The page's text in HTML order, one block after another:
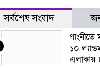
সর্বশেষ সংবাদ
১০
এলাকায়